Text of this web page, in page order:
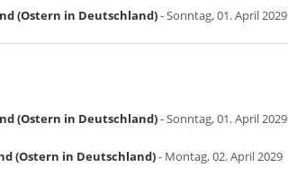
(Ostern in Deutschland)- Sonntag, 01. April 2029
(Ostern in Deutschland)- Sonntag, 01. April 2029
(Ostern in Deutschland)- Montag, 02. April 2029